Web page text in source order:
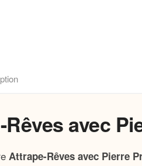
avec
Attrape-Rêves avec Pierre